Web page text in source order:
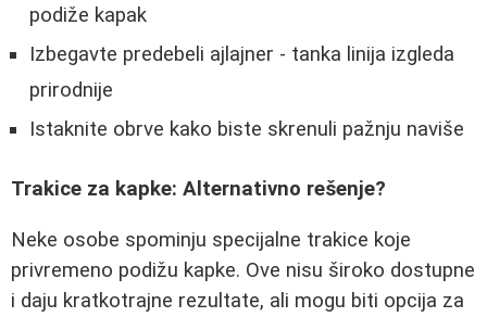
podiže kapak
Izbegavte predebeli ajlajner - tanka linija izgleda
prirodnije
Istaknite obrve kako biste skrenuli pažnju naviše
Trakice za kapke: Alternativno rešenje?
Neke osobe spominju specijalne trakice koje
privremeno podižu kapke. Ove nisu široko dostupne
i daju kratkotrajne rezultate, ali mogu biti opcija za